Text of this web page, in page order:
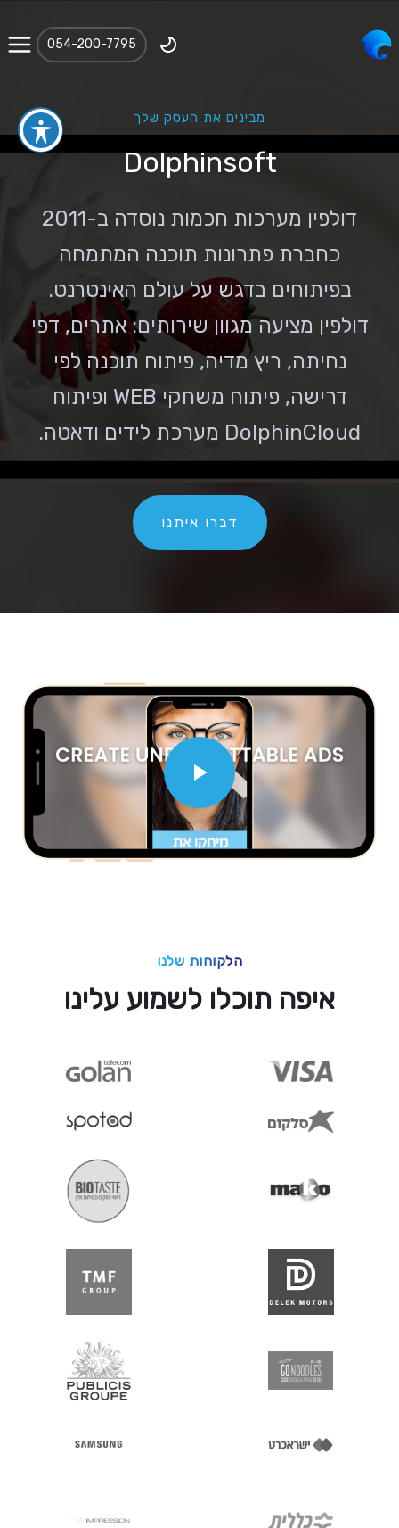
‪054-200-7795‬
מבינים את העסק שלך
Dolphinsoft
דולפין מערכות חכמות נוסדה ב-2011
כחברת פתרונות תוכנה המתמחה
בפיתוחים בדגש על עולם האינטרנט.
דולפין מציעה מגוון שירותים: אתרים, דפי
נחיתה, ריץ מדיה, פיתוח תוכנה לפי
דרישה, פיתוח משחקי WEB ופיתוח
DolphinCloud מערכת לידים ודאטה.
דברו איתנו
הלקוחות שלנו
איפה תוכלו לשמוע עלינו